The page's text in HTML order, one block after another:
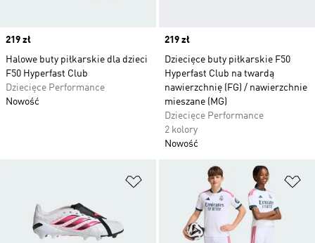
Price
219 zł
Halowe buty piłkarskie dla dzieci
F50 Hyperfast Club
Dziecięce Performance
Nowość
Price
219 zł
Dziecięce buty piłkarskie F50
Hyperfast Club na twardą
nawierzchnię (FG) / nawierzchnie
mieszane (MG)
Dziecięce Performance
2 kolory
Nowość
Dodaj do listy życzeń